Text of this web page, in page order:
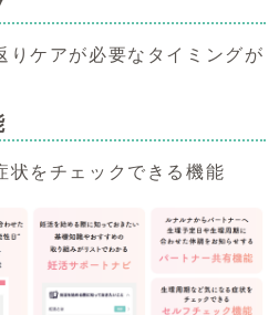
りケアが必要なタイミングが
状をチェックできる機能